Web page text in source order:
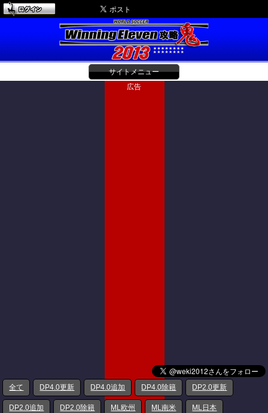
サイトメニュー
広告
全て DP4.0更新 DP4.0追加 DP4.0除籍 DP2.0更新
DP2.0追加 DP2.0除籍 ML欧州 ML南米 ML日本